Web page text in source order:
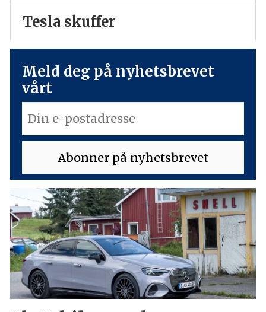
Tesla skuffer
Meld deg på nyhetsbrevet
vårt